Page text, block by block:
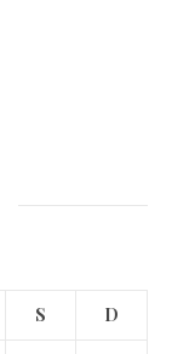
S D